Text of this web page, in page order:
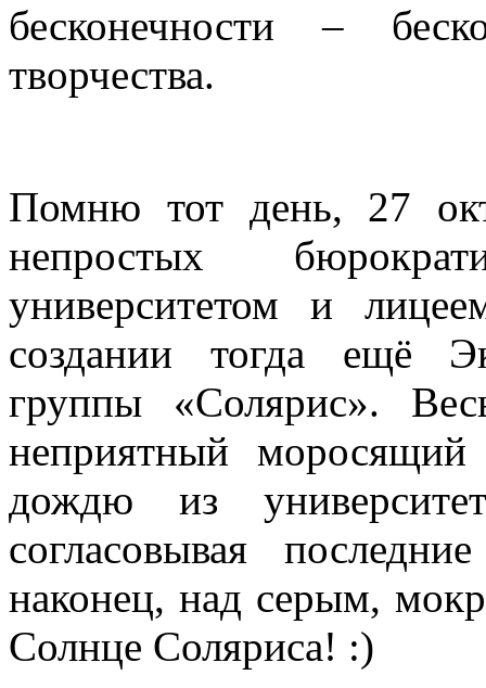
бесконечности –
творчества.
Помню тот день, 27
непростых
университетом и
создании тогда ещё
группы «Солярис».
неприятный
дождю из
согласовывая
наконец, над серым,
Солнце Соляриса! :)